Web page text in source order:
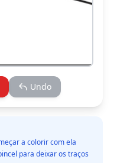
Undo
a colorir com ela
para deixar os traços